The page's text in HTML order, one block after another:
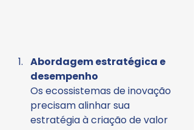
Abordagem estratégica e
desempenho
Os ecossistemas de inovação
precisam alinhar sua
estratégia à criação de valor